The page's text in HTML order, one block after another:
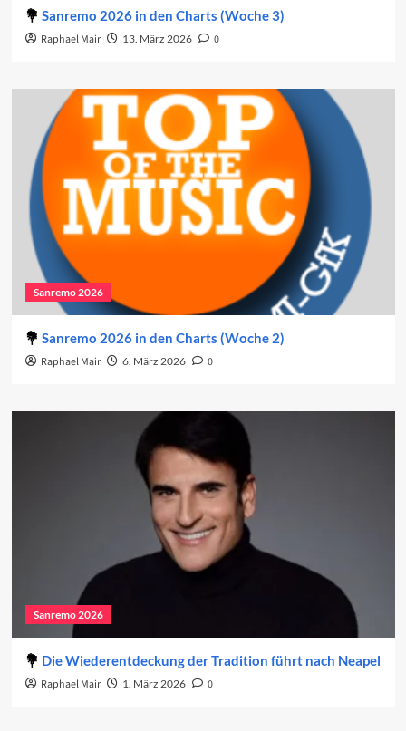
Sanremo 2026 in den Charts (Woche 3)
Raphael Mair 13. März 2026 0
Sanremo 2026
Sanremo 2026 in den Charts (Woche 2)
Raphael Mair 6. März 2026 0
Sanremo 2026
Die Wiederentdeckung der Tradition führt nach Neapel
Raphael Mair 1. März 2026 0